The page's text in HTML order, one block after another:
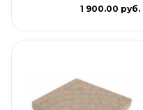
1 900.00 руб.